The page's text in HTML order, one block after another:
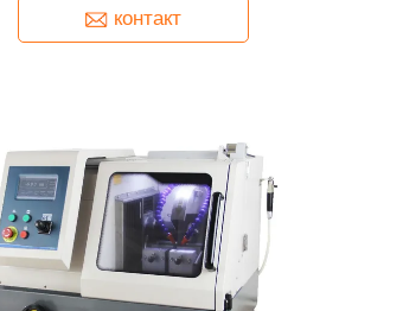
контакт